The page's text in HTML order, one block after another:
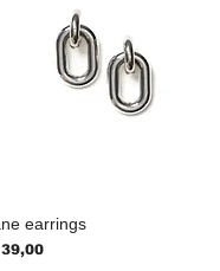
earrings